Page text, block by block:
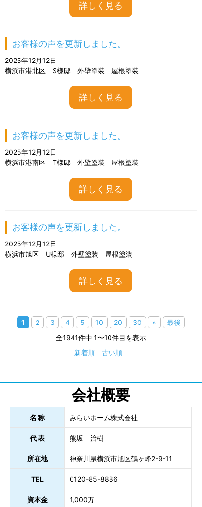
詳しく見る
お客様の声を更新しました。
2025年12月12日
横浜市港北区 S様邸 外壁塗装 屋根塗装
詳しく見る
お客様の声を更新しました。
2025年12月12日
横浜市港南区 T様邸 外壁塗装 屋根塗装
詳しく見る
お客様の声を更新しました。
2025年12月12日
横浜市旭区 U様邸 外壁塗装 屋根塗装
詳しく見る
1 2 3 4 5 10 20 30 »
最後
全1941件中 1〜10件目を表示
新着順
古い順
会社概要
名 称 みらいホーム株式会社
代 表 熊坂 治樹
所在地 神奈川県横浜市旭区鶴ヶ峰2-9-11
TEL 0120-85-8886
資本金 1,000万